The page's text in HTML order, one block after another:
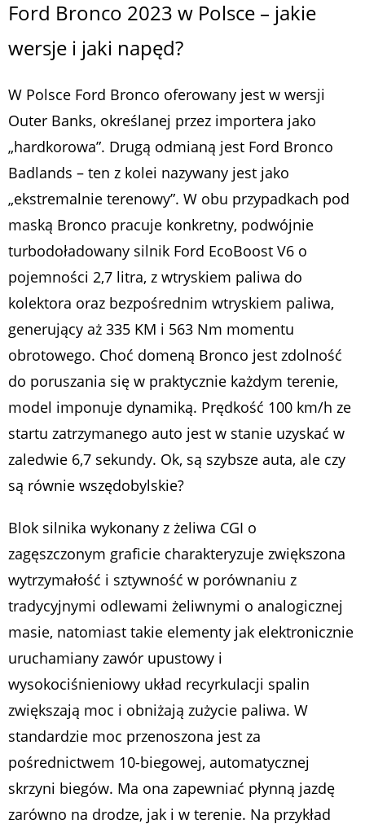
Ford Bronco 2023 w Polsce – jakie
wersje i jaki napęd?
W Polsce Ford Bronco oferowany jest w wersji
Outer Banks, określanej przez importera jako
„hardkorowa”. Drugą odmianą jest Ford Bronco
Badlands – ten z kolei nazywany jest jako
„ekstremalnie terenowy”. W obu przypadkach pod
maską Bronco pracuje konkretny, podwójnie
turbodoładowany silnik Ford EcoBoost V6 o
pojemności 2,7 litra, z wtryskiem paliwa do
kolektora oraz bezpośrednim wtryskiem paliwa,
generujący aż 335 KM i 563 Nm momentu
obrotowego. Choć domeną Bronco jest zdolność
do poruszania się w praktycznie każdym terenie,
model imponuje dynamiką. Prędkość 100 km/h ze
startu zatrzymanego auto jest w stanie uzyskać w
zaledwie 6,7 sekundy. Ok, są szybsze auta, ale czy
są równie wszędobylskie?
Blok silnika wykonany z żeliwa CGI o
zagęszczonym graficie charakteryzuje zwiększona
wytrzymałość i sztywność w porównaniu z
tradycyjnymi odlewami żeliwnymi o analogicznej
masie, natomiast takie elementy jak elektronicznie
uruchamiany zawór upustowy i
wysokociśnieniowy układ recyrkulacji spalin
zwiększają moc i obniżają zużycie paliwa. W
standardzie moc przenoszona jest za
pośrednictwem 10-biegowej, automatycznej
skrzyni biegów. Ma ona zapewniać płynną jazdę
zarówno na drodze, jak i w terenie. Na przykład